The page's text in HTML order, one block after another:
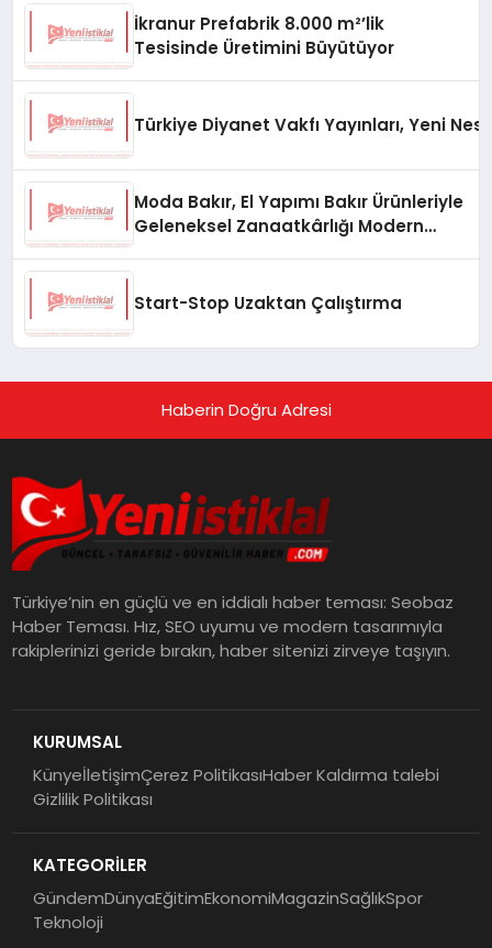
İkranur Prefabrik 8.000 m²’lik
Tesisinde Üretimini Büyütüyor
Türkiye Diyanet Vakfı Yayınları, Yeni
Moda Bakır, El Yapımı Bakır Ürünleriyle
Geleneksel Zanaatkârlığı Modern
Start-Stop Uzaktan Çalıştırma
Haberin Doğru Adresi
Türkiye’nin en güçlü ve en iddialı haber teması: Seobaz
Haber Teması. Hız, SEO uyumu ve modern tasarımıyla
rakiplerinizi geride bırakın, haber sitenizi zirveye taşıyın.
KURUMSAL
KünyeİletişimÇerez PolitikasıHaber Kaldırma talebi
Gizlilik Politikası
KATEGORİLER
GündemDünyaEğitimEkonomiMagazinSağlıkSpor
Teknoloji